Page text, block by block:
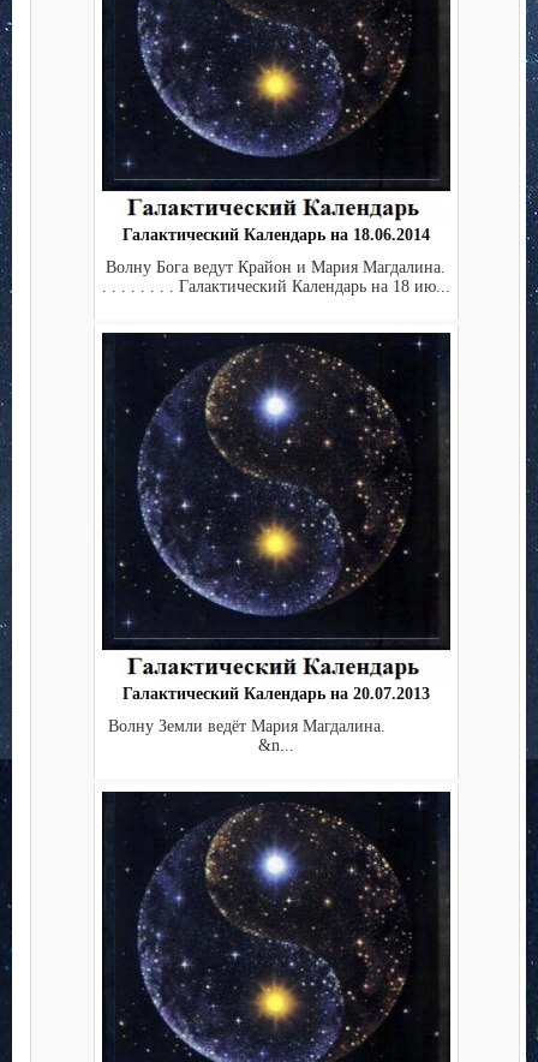
Галактический Календарь на 18.06.2014
Волну Бога ведут Крайон и Мария Магдалина.
. . . . . . . . Галактический Календарь на 18 ию...
Галактический Календарь на 20.07.2013
Волну Земли ведёт Мария Магдалина.
&n...